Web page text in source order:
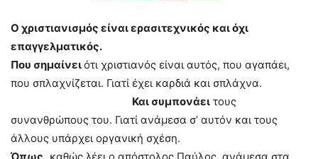
Ο χριστιανισμός είναι ερασιτεχνικός και όχι
επαγγελματικός.
Που σημαίνειότι χριστιανός είναι αυτός, που αγαπάει,
που σπλαχνίζεται. Γιατί έχει καρδιά και σπλάχνα.
Και συμπονάει τους
συνανθρώπους του. Γιατί ανάμεσα σ’ αυτόν και τους
άλλους υπάρχει οργανική σχέση.